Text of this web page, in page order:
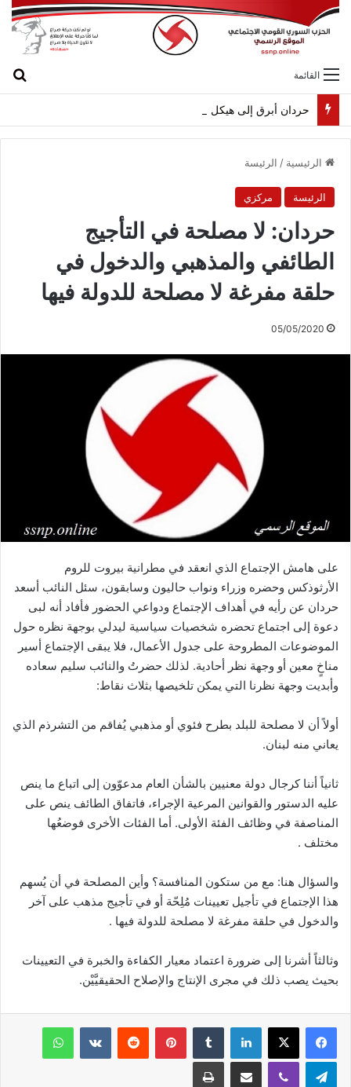
القائمة
حردان أبرق إلى هيكل مهنئاً بمناسبة عيد الجيش
الرئيسية / الرئيسة
الرئيسة مركزي
حردان: لا مصلحة في التأجيج
الطائفي والمذهبي والدخول في
حلقة مفرغة لا مصلحة للدولة فيها
05/05/2020
على هامش الإجتماع الذي انعقد في مطرانية بيروت للروم
الأرثوذكس وحضره وزراء ونواب حاليون وسابقون، سئل النائب أسعد
حردان عن رأيه في أهداف الإجتماع ودواعي الحضور فأفاد أنه لبى
دعوة إلى اجتماع تحضره شخصيات سياسية ليدلي بوجهة نظره حول
الموضوعات المطروحة على جدول الأعمال، فلا يبقى الإجتماع أسير
مناخٍ معين أو وجهة نظر أحادية. لذلك حضرتُ والنائب سليم سعاده
وأبديت وجهة نظرنا التي يمكن تلخيصها بثلاث نقاط:
أولاً أن لا مصلحة للبلد بطرح فئوي أو مذهبي يُفاقم من التشرذم الذي
يعاني منه لبنان.
ثانياً أننا كرجال دولة معنيين بالشأن العام مدعوّون إلى اتباع ما ينص
عليه الدستور والقوانين المرعية الإجراء، فاتفاق الطائف ينص على
المناصفة في وظائف الفئة الأولى. أما الفئات الأخرى فوضعُها
مختلف .
والسؤال هنا: مع من ستكون المنافسة؟ وأين المصلحة في أن يُسهم
هذا الإجتماع في تأجيل تعيينات مُلِحّة أو في تأجيج مذهب على آخر
والدخول في حلقة مفرغة لا مصلحة للدولة فيها .
وثالثاً أشرنا إلى ضرورة اعتماد معيار الكفاءة والخبرة في التعيينات
بحيث يصب ذلك في مجرى الإنتاج والإصلاح الحقيقيَّيْن.
فيسبوك لينكدإن بينتيريست